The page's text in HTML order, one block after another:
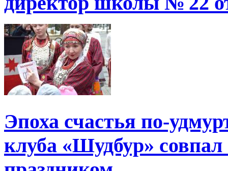
Эпоха счастья по-
клуба «Шудбур»